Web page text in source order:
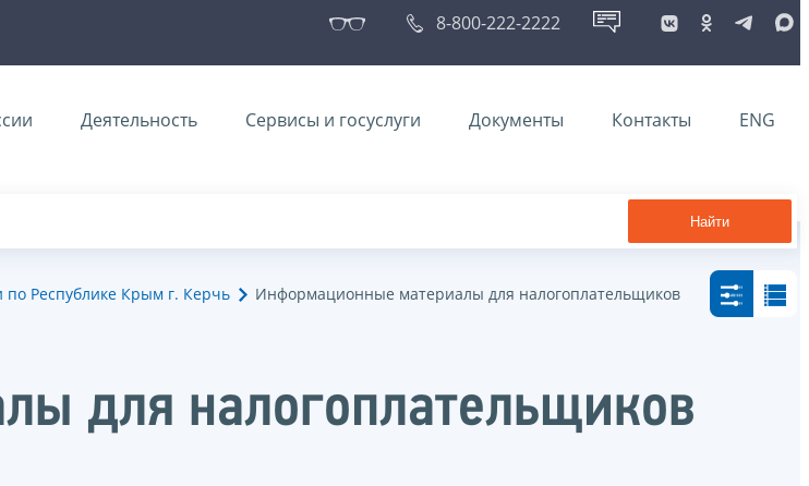
8-800-222-2222
Деятельность Сервисы и госуслуги Документы Контакты ENG
Найти
Республике Крым г. Керчь Информационные материалы для налогоплательщиков
для налогоплательщиков